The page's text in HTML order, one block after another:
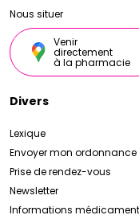
dans le domaine
des produits de
une peau plus
Nous situer
Venir
directement
à la pharmacie
Divers
Lexique
Envoyer mon ordonnance
Prise de rendez-vous
Newsletter
Informations